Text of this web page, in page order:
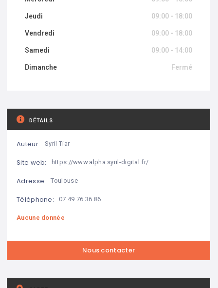
Jeudi 09:00 - 18:00
Vendredi 09:00 - 18:00
Samedi 09:00 - 14:00
Dimanche Fermé
DÉTAILS
Auteur: Syril Tiar
Site web: https://www.alpha.syril-digital.fr/
Adresse: Toulouse
Téléphone: 07 49 76 36 86
Aucune donnée